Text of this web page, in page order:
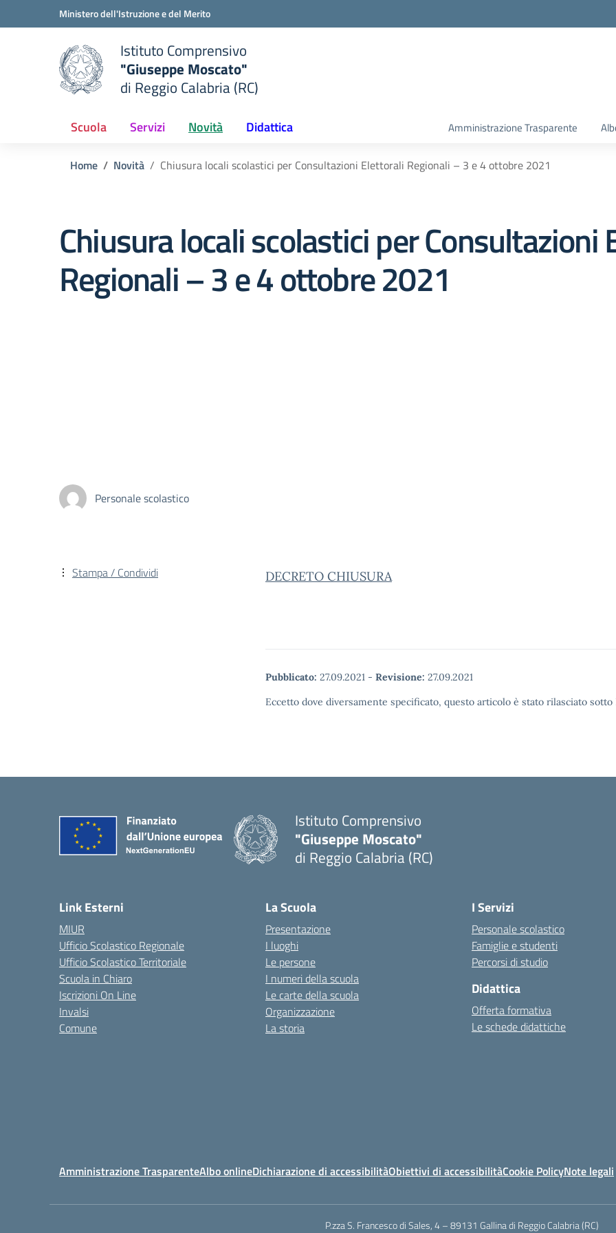
Vai ai contenuti
Vai al menu di navigazioneMinistero dell'Istruzione e del Merito
scuola
Istituto Comprensivo
"Giuseppe Moscato"
di Reggio Calabria (RC)
Scuola Servizi Novità Didattica Amministrazione Trasparente
Home Novità Chiusura locali scolastici per Consultazioni Elettorali Regionali – 3 e 4 ottobre 2021
Chiusura locali scolastici per Consultazioni
Regionali – 3 e 4 ottobre 2021
Personale scolastico
DECRETO CHIUSURA
Pubblicato: 27.09.2021 - Revisione: 27.09.2021
Eccetto dove diversamente specificato, questo articolo è stato rilasciato
Stampa / Condividi
Istituto Comprensivo
"Giuseppe Moscato"
di Reggio Calabria (RC)
Link Esterni
MIUR
Ufficio Scolastico Regionale
Ufficio Scolastico Territoriale
Scuola in Chiaro
Iscrizioni On Line
Invalsi
Comune
La Scuola
Presentazione
I luoghi
Le persone
I numeri della scuola
Le carte della scuola
Organizzazione
La storia
I Servizi
Personale scolastico
Famiglie e studenti
Percorsi di studio
Didattica
Offerta formativa
Le schede didattiche
Amministrazione TrasparenteAlbo onlineDichiarazione di accessibilitàObiettivi di accessibilitàCookie PolicyNote legali
P.zza S. Francesco di Sales, 4 – 89131 Gallina di Reggio Calabria (RC)